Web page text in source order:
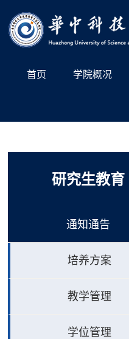
首页 学院概况
研究生教育
通知通告
培养方案
教学管理
学位管理